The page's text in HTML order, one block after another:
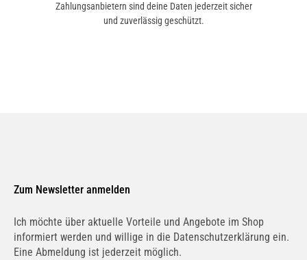
Zahlungsanbietern sind deine Daten jederzeit sicher
und zuverlässig geschützt.
Zum Newsletter anmelden
Ich möchte über aktuelle Vorteile und Angebote im Shop
informiert werden und willige in die Datenschutzerklärung ein.
Eine Abmeldung ist jederzeit möglich.